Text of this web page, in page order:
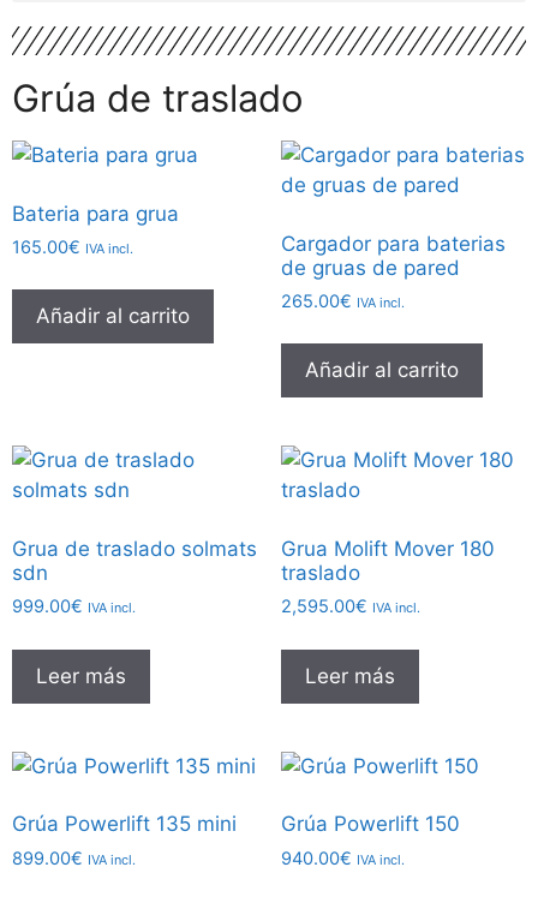
Grúa de traslado
Bateria para grua
165.00€ IVA incl.
Añadir al carrito
Cargador para baterias
de gruas de pared
265.00€ IVA incl.
Añadir al carrito
Grua de traslado solmats
sdn
999.00€ IVA incl.
Leer más
Grua Molift Mover 180
traslado
2,595.00€ IVA incl.
Leer más
Grúa Powerlift 135 mini
899.00€ IVA incl.
Grúa Powerlift 150
940.00€ IVA incl.